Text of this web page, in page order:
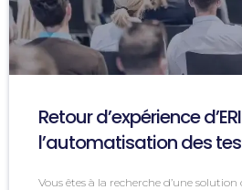
Retour d’expérience
l’automatisation des
Vous êtes à la recherche d’une